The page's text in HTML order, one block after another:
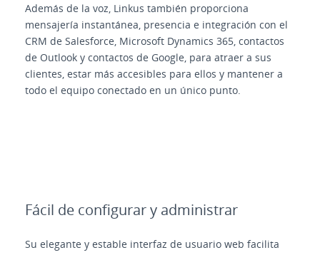
Además de la voz, Linkus también proporciona
mensajería instantánea, presencia e integración con el
CRM de Salesforce, Microsoft Dynamics 365, contactos
de Outlook y contactos de Google, para atraer a sus
clientes, estar más accesibles para ellos y mantener a
todo el equipo conectado en un único punto.
Fácil de configurar y administrar
Su elegante y estable interfaz de usuario web facilita